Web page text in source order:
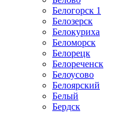
Белогорск 1
Белозерск
Белокуриха
Беломорск
Белорецк
Белореченск
Белоусово
Белоярский
Белый
Бердск